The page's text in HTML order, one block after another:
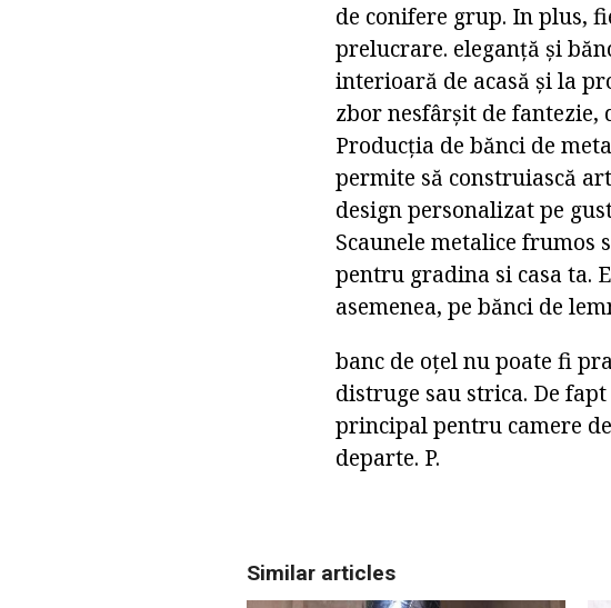
de conifere grup. In plus,
prelucrare. eleganță și
interioară de acasă și la
zbor nesfârșit de fantezie,
Producția de bănci de
permite să construiască
design personalizat pe
Scaunele metalice frumos
pentru gradina si casa ta.
asemenea, pe bănci de
banc de oțel nu poate fi
distruge sau strica. De
principal pentru camere
departe. P.
Similar articles